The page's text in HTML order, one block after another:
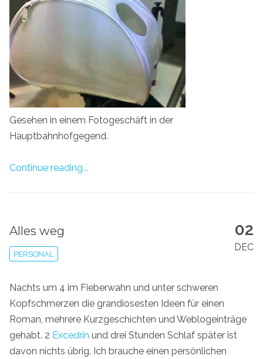
Gesehen in einem Fotogeschäft in der
Hauptbahnhofgegend.
Continue reading...
02
DEC
Alles weg
PERSONAL
Nachts um 4 im Fieberwahn und unter schweren
Kopfschmerzen die grandiosesten Ideen für einen
Roman, mehrere Kurzgeschichten und Weblogeinträge
gehabt. 2 Excedrin und drei Stunden Schlaf später ist
davon nichts übrig. Ich brauche einen persönlichen